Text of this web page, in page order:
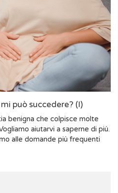
può succedere? (I)
benigna che colpisce molte
aiutarvi a saperne di più.
alle domande più frequenti